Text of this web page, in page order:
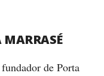
MARRASÉ
de Porta